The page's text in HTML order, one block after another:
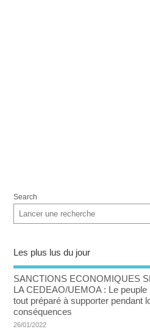
Search
Les plus lus du jour
SANCTIONS ECONOMIQUES
LA CEDEAO/UEMOA : Le peuple
tout préparé à supporter pendant
conséquences
26/01/2022